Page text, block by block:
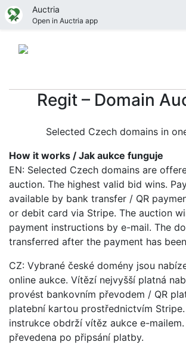
Auctria
Open in Auctria app
Regit – Domain
Selected Czech domains in
How it works / Jak aukce funguje
EN: Selected Czech domains are
auction. The highest valid bid wins.
available by bank transfer / QR
or debit card via Stripe. The auction
payment instructions by e-mail. The
transferred after the payment has
CZ: Vybrané české domény jsou
online aukce. Vítězí nejvyšší platná
provést bankovním převodem / QR
platební kartou prostřednictvím
instrukce obdrží vítěz aukce e-
převedena po připsání platby.